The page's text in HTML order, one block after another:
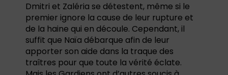
Dmitri et Zaléria se détestent, même si le
premier ignore la cause de leur rupture et
de la haine qui en découle. Cependant, il
suffit que Naïa débarque afin de leur
apporter son aide dans la traque des
traîtres pour que toute la vérité éclate.